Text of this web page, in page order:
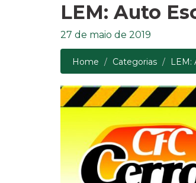
LEM: Auto
27 de maio de 2019
Home Categorias LEM: